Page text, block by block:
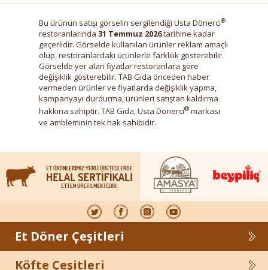
Bu ürünün satışı görselin sergilendiği Usta Dönerci®
restoranlarında 31 Temmuz 2026tarihine kadar
geçerlidir. Görselde kullanılan ürünler reklam amaçlı
olup, restoranlardaki ürünlerle farklılık gösterebilir.
Görselde yer alan fiyatlar restoranlara göre
değişiklik gösterebilir. TAB Gıda önceden haber
vermeden ürünler ve fiyatlarda değişiklik yapma,
kampanyayı durdurma, ürünleri satıştan kaldırma
hakkına sahiptir. TAB Gıda, Usta Dönerci® markası
ve ambleminin tek hak sahibidir.
Et Döner Çeşitleri
Köfte Çeşitleri